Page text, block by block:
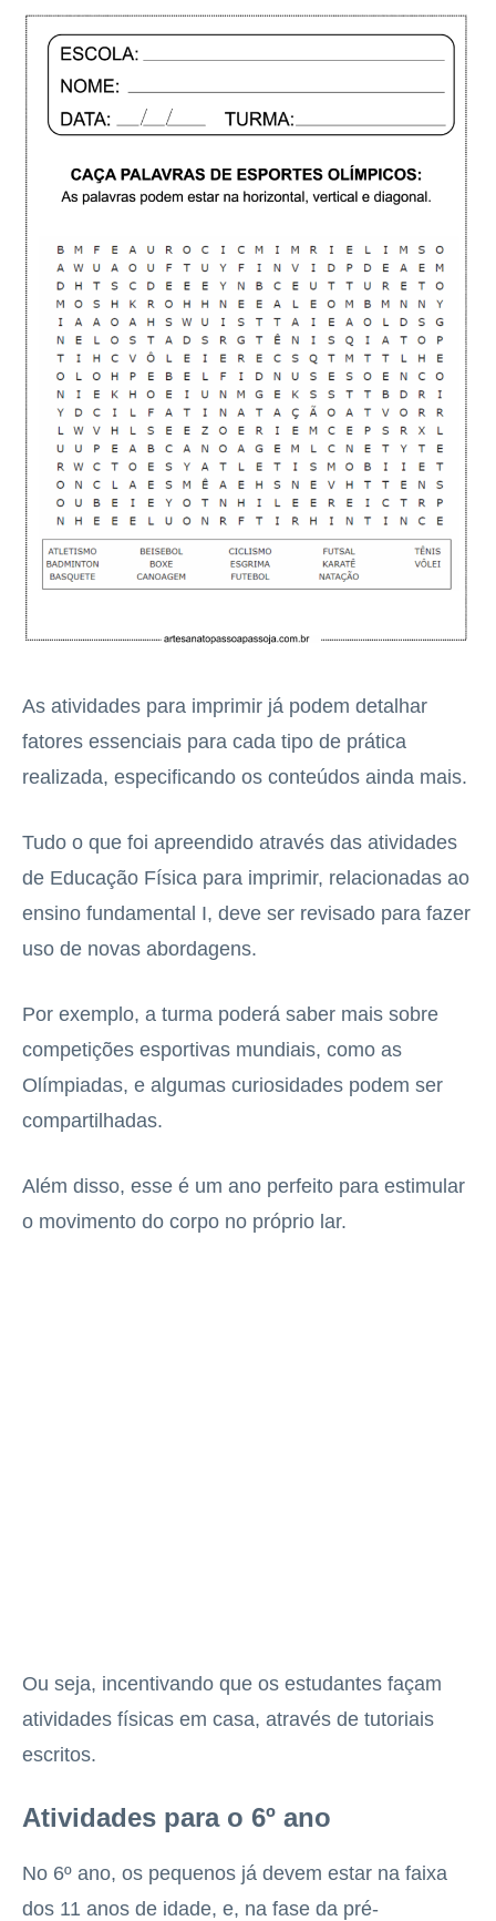
As atividades para imprimir já podem detalhar
fatores essenciais para cada tipo de prática
realizada, especificando os conteúdos ainda mais.
Tudo o que foi apreendido através das atividades
de Educação Física para imprimir, relacionadas ao
ensino fundamental I, deve ser revisado para fazer
uso de novas abordagens.
Por exemplo, a turma poderá saber mais sobre
competições esportivas mundiais, como as
Olímpiadas, e algumas curiosidades podem ser
compartilhadas.
Além disso, esse é um ano perfeito para estimular
o movimento do corpo no próprio lar.
Ou seja, incentivando que os estudantes façam
atividades físicas em casa, através de tutoriais
escritos.
Atividades para o 6º ano
No 6º ano, os pequenos já devem estar na faixa
dos 11 anos de idade, e, na fase da pré-